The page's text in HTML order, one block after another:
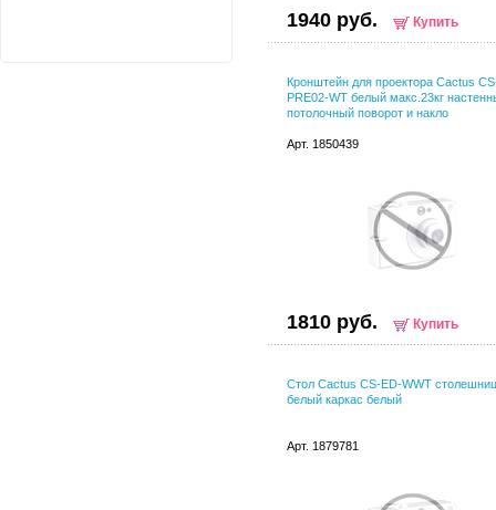
1940 руб. Купить
Кронштейн для проектора Cactus
PRE02-WT белый макс.23кг
потолочный поворот и накло
Арт. 1850439
1810 руб. Купить
Стол Cactus CS-ED-WWT
белый каркас белый
Арт. 1879781